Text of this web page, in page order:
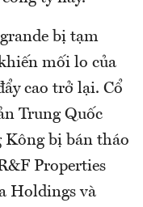
bị tạm
mối lo của
cao trở lại. Cổ
Trung Quốc
bị bán tháo
Properties
Holdings và